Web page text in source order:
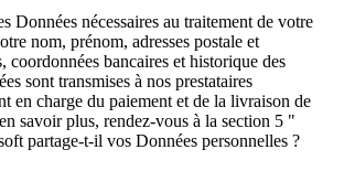
Données nécessaires au traitement de votre
nom, prénom, adresses postale et
coordonnées bancaires et historique des
sont transmises à nos prestataires
en charge du paiement et de la livraison de
savoir plus, rendez-vous à la section 5 "
partage-t-il vos Données personnelles ?